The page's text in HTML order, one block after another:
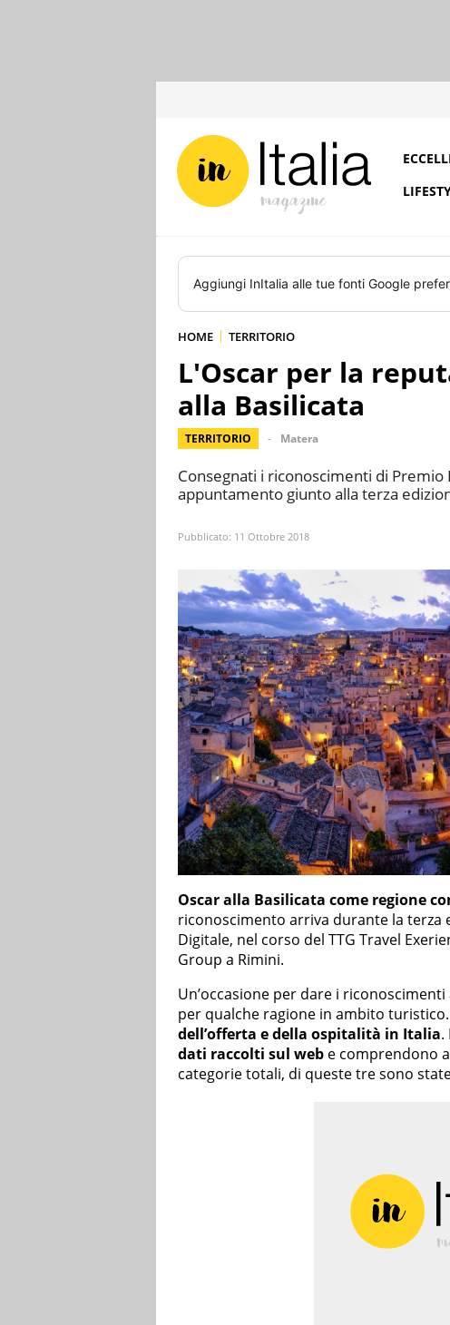
Aggiungi InItalia alle tue fonti Google
HOME TERRITORIO
L'Oscar per la
alla Basilicata
TERRITORIO Matera
Consegnati i riconoscimenti di Premio
appuntamento giunto alla terza
Pubblicato: 11 Ottobre 2018
Oscar alla Basilicata come regione
riconoscimento arriva durante la terza
Digitale, nel corso del TTG Travel
Group a Rimini.
Un’occasione per dare i
per qualche ragione in ambito
dell’offerta e della ospitalità in Italia.
dati raccolti sul web e comprendono
categorie totali, di queste tre sono